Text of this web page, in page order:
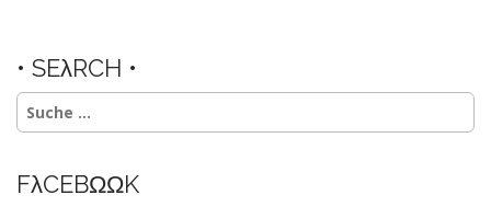
• SEλRCH •
Suche
nach:
FλCEBΩΩK